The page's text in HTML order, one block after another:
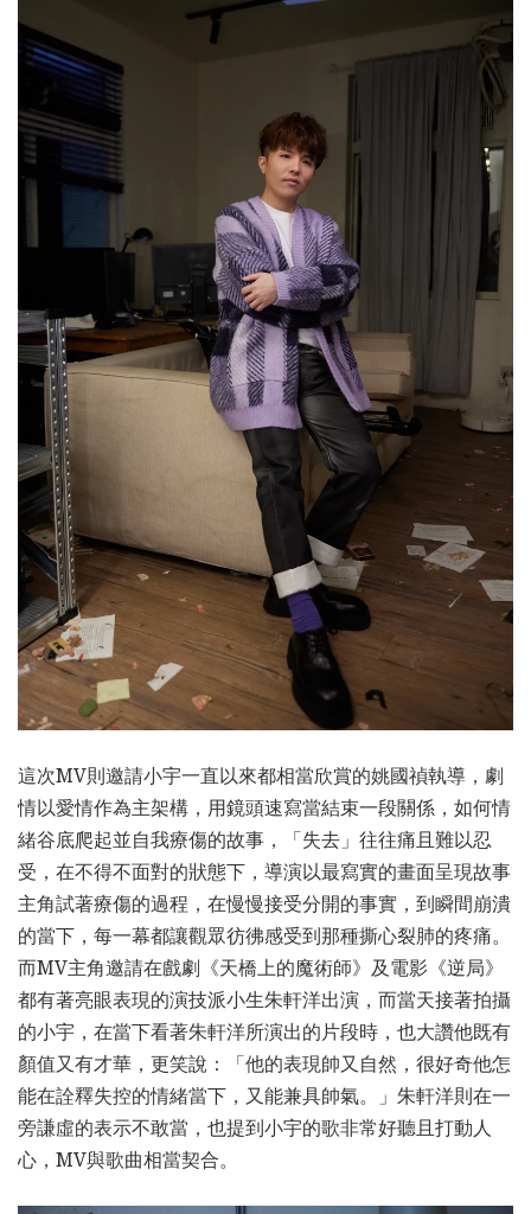
這次MV則邀請小宇一直以來都相當欣賞的姚國禎執導，劇
情以愛情作為主架構，用鏡頭速寫當結束一段關係，如何情
緒谷底爬起並自我療傷的故事，「失去」往往痛且難以忍
受，在不得不面對的狀態下，導演以最寫實的畫面呈現故事
主角試著療傷的過程，在慢慢接受分開的事實，到瞬間崩潰
的當下，每一幕都讓觀眾彷彿感受到那種撕心裂肺的疼痛。
而MV主角邀請在戲劇《天橋上的魔術師》及電影《逆局》
都有著亮眼表現的演技派小生朱軒洋出演，而當天接著拍攝
的小宇，在當下看著朱軒洋所演出的片段時，也大讚他既有
顏值又有才華，更笑說：「他的表現帥又自然，很好奇他怎
能在詮釋失控的情緒當下，又能兼具帥氣。」朱軒洋則在一
旁謙虛的表示不敢當，也提到小宇的歌非常好聽且打動人
心，MV與歌曲相當契合。